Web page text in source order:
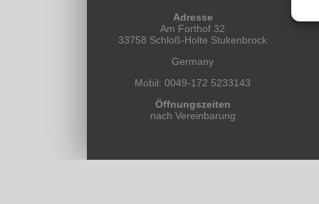
Adresse
Am Forthof 32
33758 Schloß-Holte Stukenbrock
Germany
Mobil: 0049-172 5233143
Öffnungszeiten
nach Vereinbarung